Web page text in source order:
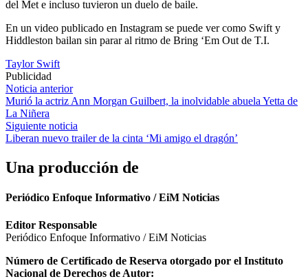
del Met e incluso tuvieron un duelo de baile.
En un video publicado en Instagram se puede ver como Swift y
Hiddleston bailan sin parar al ritmo de Bring ‘Em Out de T.I.
Taylor Swift
Publicidad
Navegación
de
entradas
Noticia anterior
Murió la actriz Ann Morgan Guilbert, la inolvidable abuela Yetta de
La Niñera
Siguiente noticia
Liberan nuevo trailer de la cinta ‘Mi amigo el dragón’
Una producción de
Periódico Enfoque Informativo / EiM Noticias
Editor Responsable
Periódico Enfoque Informativo / EiM Noticias
Número de Certificado de Reserva otorgado por el Instituto
Nacional de Derechos de Autor: